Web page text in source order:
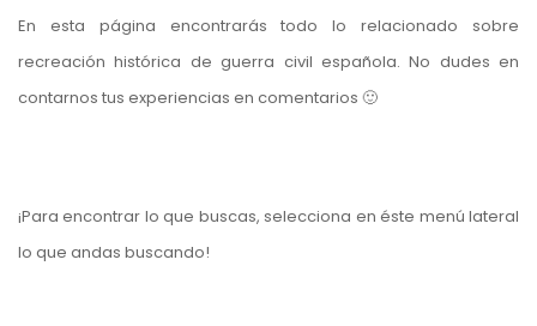
En esta página encontrarás todo lo relacionado sobre
recreación histórica de guerra civil española. No dudes en
contarnos tus experiencias en comentarios 🙂
¡Para encontrar lo que buscas, selecciona en éste menú lateral
lo que andas buscando!